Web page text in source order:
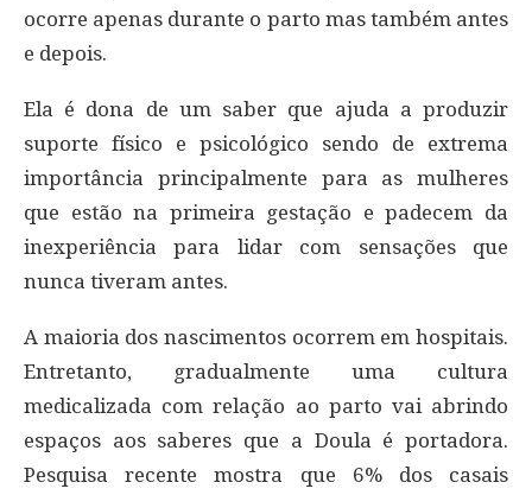
ocorre apenas durante o parto mas também antes
e depois.
Ela é dona de um saber que ajuda a produzir
suporte físico e psicológico sendo de extrema
importância principalmente para as mulheres
que estão na primeira gestação e padecem da
inexperiência para lidar com sensações que
nunca tiveram antes.
A maioria dos nascimentos ocorrem em hospitais.
Entretanto, gradualmente uma cultura
medicalizada com relação ao parto vai abrindo
espaços aos saberes que a Doula é portadora.
Pesquisa recente mostra que 6% dos casais